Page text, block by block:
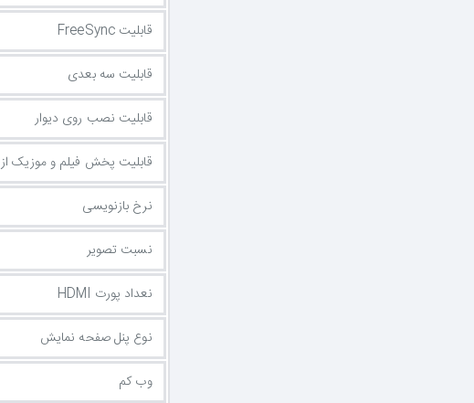
قابلیت FreeSync
قابلیت سه بعدی
قابلیت نصب روی دیوار
قابلیت پخش فیلم و موزیک از USB
نرخ بازنویسی
نسبت تصویر
نعداد پورت HDMI
نوع پنل صفحه نمایش
وب کم